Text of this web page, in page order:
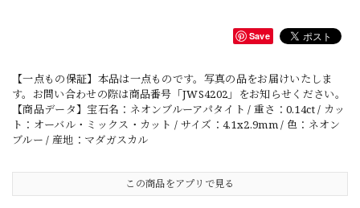
Save
【一点もの保証】本品は一点ものです。写真の品をお届けいたしま
す。お問い合わせの際は商品番号「JWS4202」をお知らせください。
【商品データ】宝石名：ネオンブルーアパタイト / 重さ：0.14ct / カッ
ト：オーバル・ミックス・カット / サイズ：4.1x2.9mm / 色：ネオン
ブルー / 産地：マダガスカル
この商品をアプリで見る